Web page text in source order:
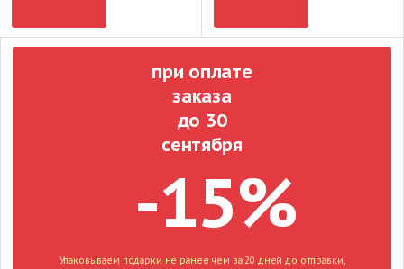
-15%
при оплате
заказа
до 30
сентября
Упаковываем подарки не ранее чем за 20 дней до отправки,